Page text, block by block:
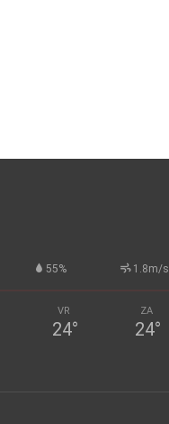
55% 1.8m/s
VR
24°
ZA
24°